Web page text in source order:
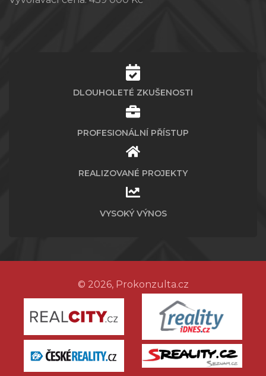
DLOUHOLETÉ ZKUŠENOSTI
PROFESIONÁLNÍ PŘÍSTUP
REALIZOVANÉ PROJEKTY
VYSOKÝ VÝNOS
© 2026, Prokonzulta.cz